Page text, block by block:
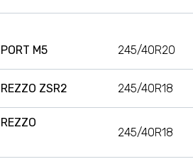
M5 245/40R20
ZSR2 245/40R18
245/40R18